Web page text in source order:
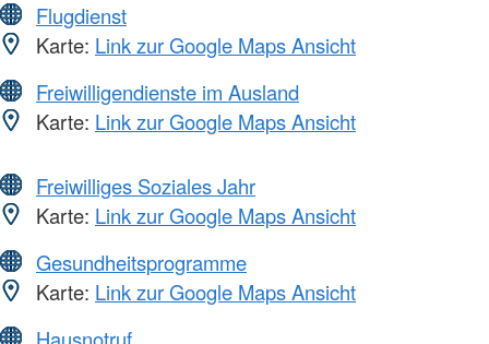
Flugdienst
Karte: Link zur Google Maps Ansicht
Freiwilligendienste im Ausland
Karte: Link zur Google Maps Ansicht
Freiwilliges Soziales Jahr
Karte: Link zur Google Maps Ansicht
Gesundheitsprogramme
Karte: Link zur Google Maps Ansicht